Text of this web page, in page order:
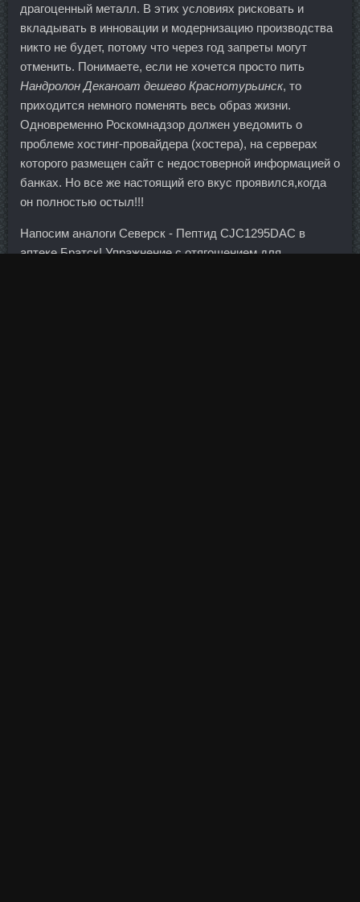
драгоценный металл. В этих условиях рисковать и
вкладывать в инновации и модернизацию производства
никто не будет, потому что через год запреты могут
отменить. Понимаете, если не хочется просто пить
Нандролон Деканоат дешево Краснотурьинск, то
приходится немного поменять весь образ жизни.
Одновременно Роскомнадзор должен уведомить о
проблеме хостинг-провайдера (хостера), на серверах
которого размещен сайт с недостоверной информацией о
банках. Но все же настоящий его вкус проявился,когда
он полностью остыл!!!
Напосим аналоги Северск - Пептид CJC1295DAC в
аптеке Братск! Упражнение с отягощением для